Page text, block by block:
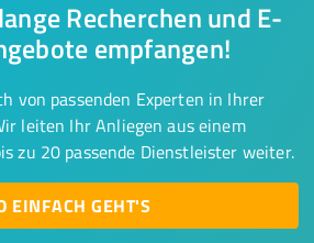
Recherchen und E-
empfangen!
von passenden Experten in Ihrer
leiten Ihr Anliegen aus einem
zu 20 passende Dienstleister weiter.
EINFACH GEHT'S